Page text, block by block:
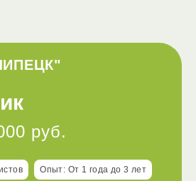
руб.
Опыт: От 1 года до 3 лет